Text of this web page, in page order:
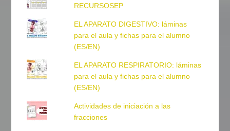
RECURSOSEP
EL APARATO DIGESTIVO: láminas
para el aula y fichas para el alumno
(ES/EN)
EL APARATO RESPIRATORIO: láminas
para el aula y fichas para el alumno
(ES/EN)
Actividades de iniciación a las
fracciones